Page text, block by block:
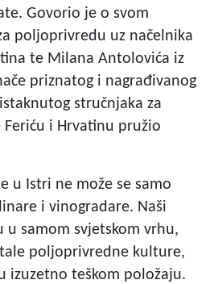
Govorio je o svom
poljoprivredu uz načelnika
te Milana Antolovića iz
priznatog i nagrađivanog
stručnjaka za
i Hrvatinu pružio
u Istri ne može se samo
i vinogradare. Naši
samom svjetskom vrhu,
poljoprivredne kulture,
izuzetno teškom položaju.